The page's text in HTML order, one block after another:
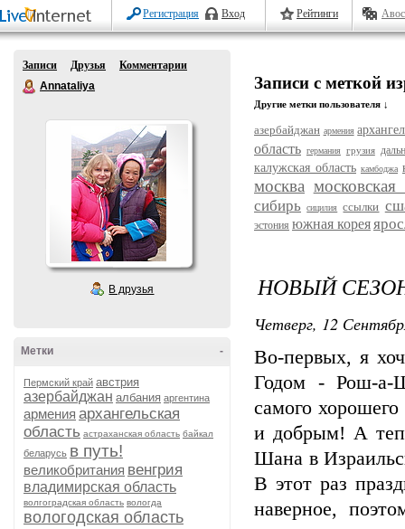
Регистрация Вход Рейтинги
Записи Друзья
Комментарии
Annataliya
В друзья
-
Метки
Пермский край австрия
азербайджан албания аргентина
армения архангельская
область астраханская область байкал
беларусь в путь!
великобритания венгрия
владимирская область
волгоградская область вологда
вологодская область
Записи с меткой
Другие метки пользователя ↓
азербайджан армения
область германия грузия
калужская область камбоджа
москва московская
сибирь сицилия ссылки
эстония южная корея
НОВЫЙ
Четверг, 12
Во-первых, я
Годом - Рош-а-
самого
и добрым! А
Шана в
В этот раз
наверное,